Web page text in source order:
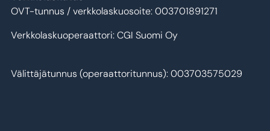
OVT-tunnus / verkkolaskuosoite: 003701891271
Verkkolaskuoperaattori: CGI Suomi Oy
Välittäjätunnus (operaattoritunnus): 003703575029